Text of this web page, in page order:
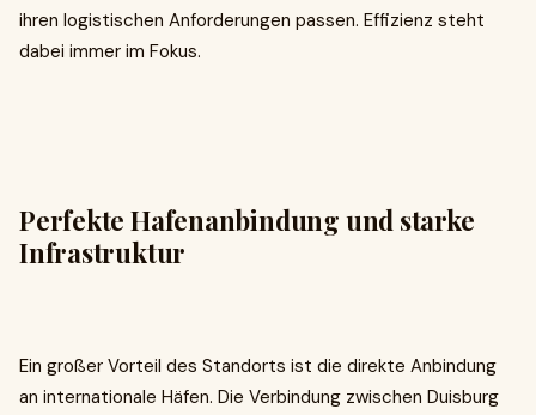
ihren logistischen Anforderungen passen. Effizienz steht
dabei immer im Fokus.
Perfekte Hafenanbindung und starke
Infrastruktur
Ein großer Vorteil des Standorts ist die direkte Anbindung
an internationale Häfen. Die Verbindung zwischen Duisburg